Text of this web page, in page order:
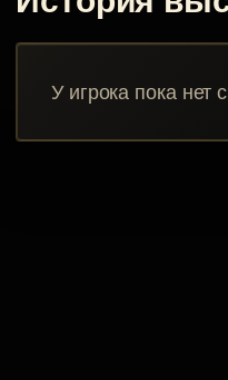
У игрока пока нет